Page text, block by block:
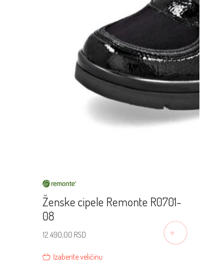
Ženske cipele Remonte R0701-
08
12.490,00 RSD
Izaberite veličinu